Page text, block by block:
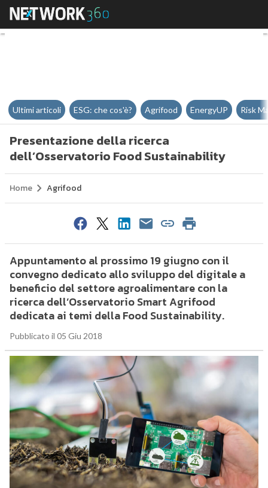
Presentazione della ricerca
Ultimi articoli ESG: che cos'è? Agrifood EnergyUP Risk
Presentazione della ricerca
dell’Osservatorio Food Sustainability
Home Agrifood
Appuntamento al prossimo 19 giugno con il
convegno dedicato allo sviluppo del digitale a
beneficio del settore agroalimentare con la
ricerca dell’Osservatorio Smart Agrifood
dedicata ai temi della Food Sustainability.
Pubblicato il 05 Giu 2018